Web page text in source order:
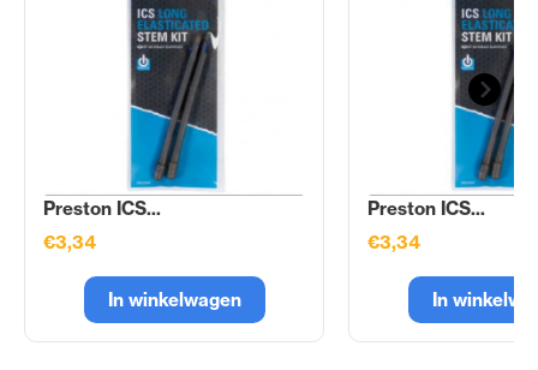
Preston ICS...
€3,34
In winkelwagen
Preston ICS...
€3,34
In